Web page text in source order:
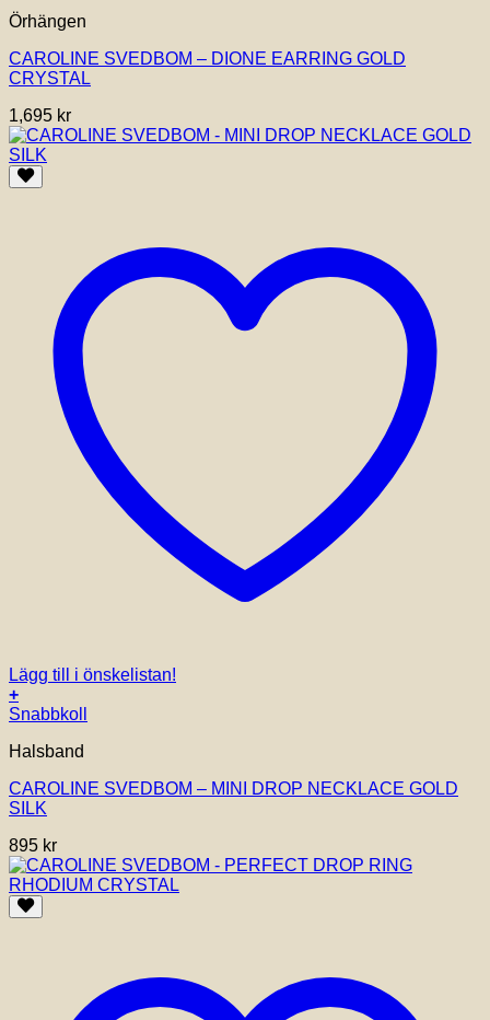
Örhängen
CAROLINE SVEDBOM – DIONE EARRING GOLD
CRYSTAL
1,695 kr
Lägg till i önskelistan!
+
Snabbkoll
Halsband
CAROLINE SVEDBOM – MINI DROP NECKLACE GOLD
SILK
895 kr